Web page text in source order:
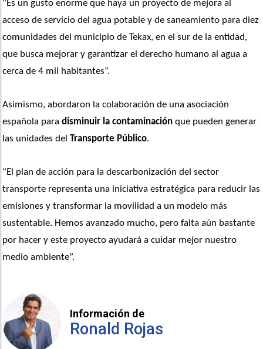
“Es un gusto enorme que haya un proyecto de mejora al
acceso de servicio del agua potable y de saneamiento para diez
comunidades del municipio de Tekax, en el sur de la entidad,
que busca mejorar y garantizar el derecho humano al agua a
cerca de 4 mil habitantes”.
Asimismo, abordaron la colaboración de una asociación
española para disminuir la contaminación que pueden generar
las unidades del Transporte Público.
“El plan de acción para la descarbonización del sector
transporte representa una iniciativa estratégica para reducir las
emisiones y transformar la movilidad a un modelo más
sustentable. Hemos avanzado mucho, pero falta aún bastante
por hacer y este proyecto ayudará a cuidar mejor nuestro
medio ambiente”.
Información de
Ronald Rojas